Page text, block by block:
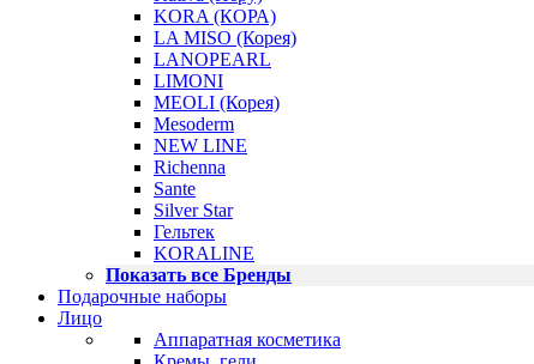
KORA (КОРА)
LA MISO (Корея)
LANOPEARL
LIMONI
MEOLI (Корея)
Mesoderm
NEW LINE
Richenna
Sante
Silver Star
Гельтек
KORALINE
Показать все Бренды
Подарочные наборы
Лицо
Аппаратная косметика